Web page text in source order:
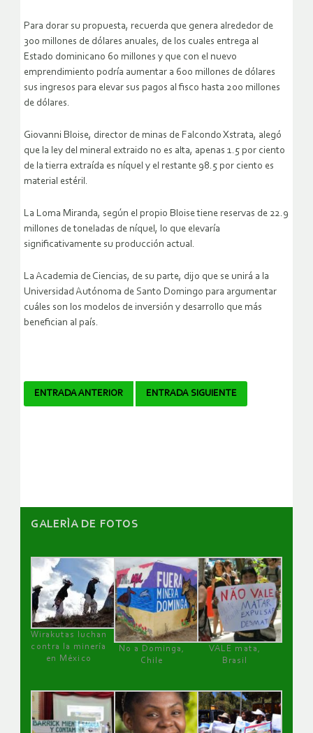
Para dorar su propuesta, recuerda que genera alrededor de
300 millones de dólares anuales, de los cuales entrega al
Estado dominicano 60 millones y que con el nuevo
emprendimiento podría aumentar a 600 millones de dólares
sus ingresos para elevar sus pagos al fisco hasta 200 millones
de dólares.
Giovanni Bloise, director de minas de Falcondo Xstrata, alegó
que la ley del mineral extraido no es alta, apenas 1.5 por ciento
de la tierra extraída es níquel y el restante 98.5 por ciento es
material estéril.
La Loma Miranda, según el propio Bloise tiene reservas de 22.9
millones de toneladas de níquel, lo que elevaría
significativamente su producción actual.
La Academia de Ciencias, de su parte, dijo que se unirá a la
Universidad Autónoma de Santo Domingo para argumentar
cuáles son los modelos de inversión y desarrollo que más
benefician al país.
Navegador
ENTRADA ANTERIOR ENTRADA SIGUIENTE
GALERÌA DE FOTOS
Wirakutas luchan
contra la minería
en México
No a Dominga,
Chile
VALE mata,
Brasil